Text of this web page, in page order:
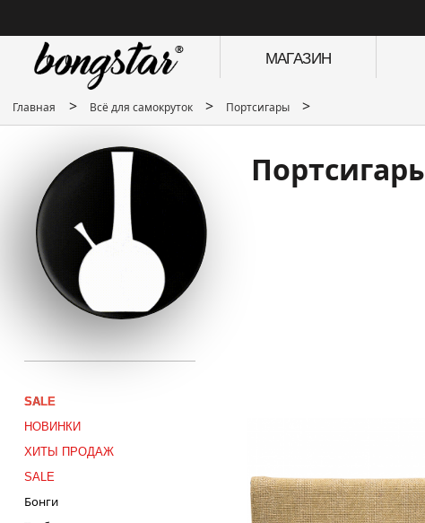
МАГАЗИН
Главная > Всё для самокруток > Портсигары >
SALE
НОВИНКИ
ХИТЫ ПРОДАЖ
SALE
Бонги